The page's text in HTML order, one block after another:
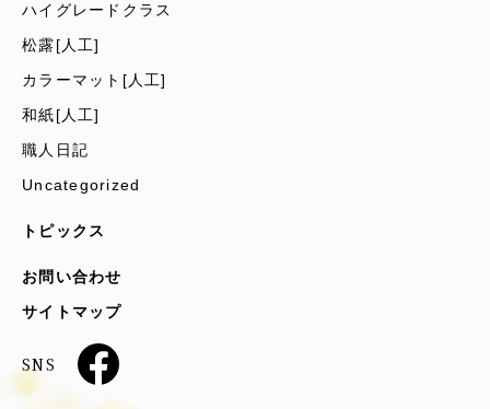
ハイグレードクラス
松露[人工]
カラーマット[人工]
和紙[人工]
職人日記
Uncategorized
トピックス
お問い合わせ
サイトマップ
SNS